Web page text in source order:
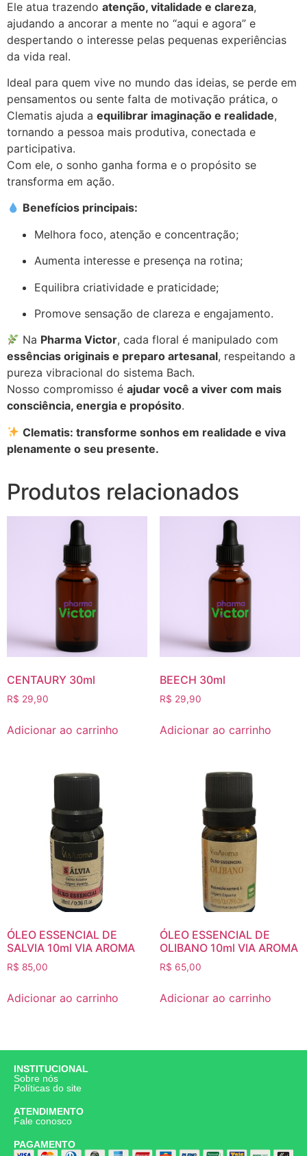
Ele atua trazendo atenção, vitalidade e clareza,
ajudando a ancorar a mente no “aqui e agora” e
despertando o interesse pelas pequenas experiências
da vida real.
Ideal para quem vive no mundo das ideias, se perde em
pensamentos ou sente falta de motivação prática, o
Clematis ajuda a equilibrar imaginação e realidade,
tornando a pessoa mais produtiva, conectada e
participativa.
Com ele, o sonho ganha forma e o propósito se
transforma em ação.
Benefícios principais:
Melhora foco, atenção e concentração;
Aumenta interesse e presença na rotina;
Equilibra criatividade e praticidade;
Promove sensação de clareza e engajamento.
Na Pharma Victor, cada floral é manipulado com
essências originais e preparo artesanal, respeitando a
pureza vibracional do sistema Bach.
Nosso compromisso é ajudar você a viver com mais
consciência, energia e propósito.
Clematis: transforme sonhos em realidade e viva
plenamente o seu presente.
Produtos relacionados
CENTAURY 30ml
R$ 29,90
Adicionar ao carrinho
BEECH 30ml
R$ 29,90
Adicionar ao carrinho
ÓLEO ESSENCIAL DE
SALVIA 10ml VIA AROMA
R$ 85,00
Adicionar ao carrinho
ÓLEO ESSENCIAL DE
OLIBANO 10ml VIA AROMA
R$ 65,00
Adicionar ao carrinho
INSTITUCIONAL
Sobre nós
Políticas do site
ATENDIMENTO
Fale conosco
PAGAMENTO